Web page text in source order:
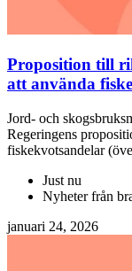
Proposition till
att använda
Jord- och
Regeringens
fiskekvotsandelar
Just nu
Nyheter från
januari 24, 2026